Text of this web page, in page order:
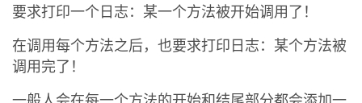
动
关
的
我
要求打印一个日志：某一个方法被开始调用了！
在调用每个方法之后，也要求打印日志：某个方法被
调用完了！